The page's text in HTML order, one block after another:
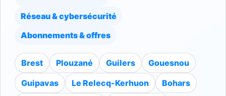
Réseau & cybersécurité
Abonnements & offres
Brest Plouzané Guilers
Gouesnou
Guipavas
Le Relecq-Kerhuon
Bohars